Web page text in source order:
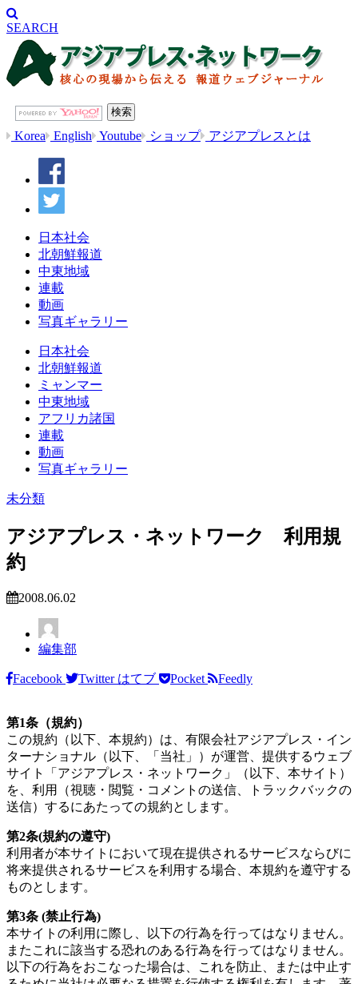
SEARCH
Korea English Youtube ショップ アジアプレスとは
日本社会
北朝鮮報道
中東地域
連載
動画
写真ギャラリー
日本社会
北朝鮮報道
ミャンマー
中東地域
アフリカ諸国
連載
動画
写真ギャラリー
未分類
アジアプレス・ネットワーク 利用規
約
2008.06.02
編集部
Facebook Twitter はてブ Pocket Feedly
第1条（規約）
この規約（以下、本規約）は、有限会社アジアプレス・イン
ターナショナル（以下、「当社」）が運営、提供するウェブ
サイト「アジアプレス・ネットワーク」（以下、本サイト）
を、利用（視聴・閲覧・コメントの送信、トラックバックの
送信）するにあたっての規約とします。
第2条(規約の遵守)
利用者が本サイトにおいて現在提供されるサービスならびに
将来提供されるサービスを利用する場合、本規約を遵守する
ものとします。
第3条 (禁止行為)
本サイトの利用に際し、以下の行為を行ってはなりません。
またこれに該当する恐れのある行為を行ってはなりません。
以下の行為をおこなった場合は、これを防止、または中止す